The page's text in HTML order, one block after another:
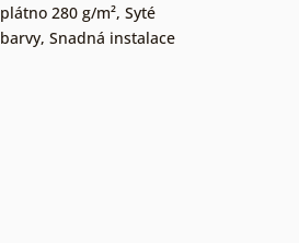
plátno 280 g/m², Syté
barvy, Snadná instalace